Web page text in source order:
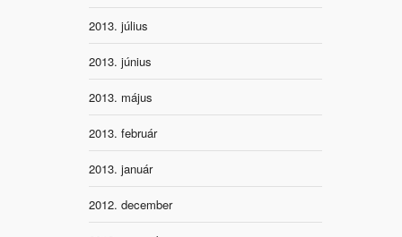
2013. július
2013. június
2013. május
2013. február
2013. január
2012. december